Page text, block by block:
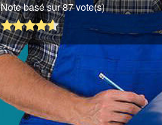
Note basé sur 87 vote(s)